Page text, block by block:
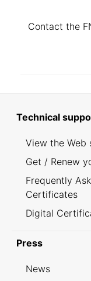
Contact the
Technical
View the Web
Get / Renew
Frequently
Certificates
Digital
Press
News